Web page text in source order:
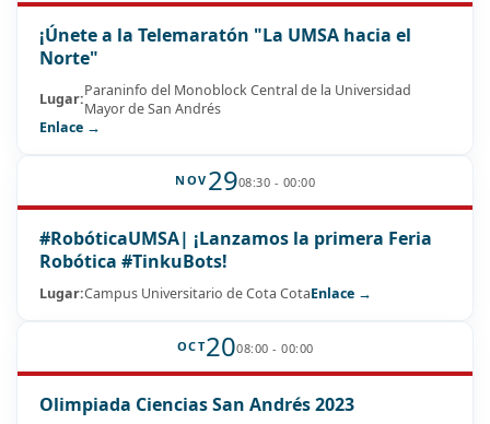
¡Únete a la Telemaratón "La UMSA hacia el
Norte"
Lugar:Paraninfo del Monoblock Central de la Universidad
Mayor de San Andrés
Enlace →
NOV 2908:30 - 00:00
#RobóticaUMSA| ¡Lanzamos la primera Feria
Robótica #TinkuBots!
Lugar:Campus Universitario de Cota CotaEnlace →
OCT2008:00 - 00:00
Olimpiada Ciencias San Andrés 2023